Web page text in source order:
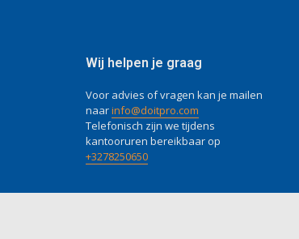
Wij helpen je graag
Voor advies of vragen kan je mailen
naarinfo@doitpro.com
Telefonisch zijn we tijdens
kantooruren bereikbaar op
+3278250650